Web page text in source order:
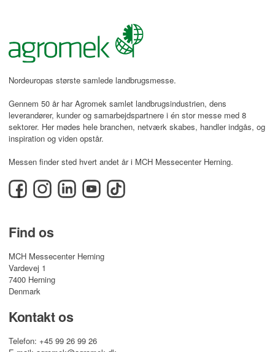
Nordeuropas største samlede landbrugsmesse.
Gennem 50 år har Agromek samlet landbrugsindustrien, dens
leverandører, kunder og samarbejdspartnere i én stor messe med 8
sektorer. Her mødes hele branchen, netværk skabes, handler indgås, og
inspiration og viden opstår.
Messen finder sted hvert andet år i MCH Messecenter Herning.
FacebookInstagramLinkedInYouTubeTikTok
Find os
MCH Messecenter Herning
Vardevej 1
7400 Herning
Denmark
Kontakt os
Telefon: +45 99 26 99 26